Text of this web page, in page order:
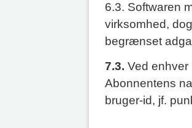
6.3. Softwaren
virksomhed,
begrænset
7.3. Ved
Abonnentens
bruger-id, jf.